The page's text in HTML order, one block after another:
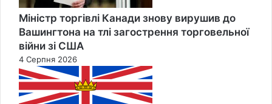
Міністр торгівлі Канади знову вирушив до
Вашингтона на тлі загострення торговельної
війни зі США
4 Серпня 2026